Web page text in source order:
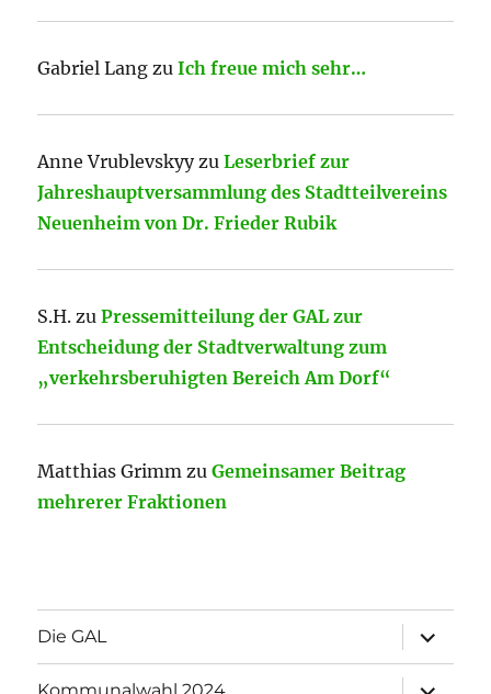
Gabriel Lang zuIch freue mich sehr…
Anne VrublevskyyzuLeserbrief zur
Jahreshauptversammlung des Stadtteilvereins
Neuenheim von Dr. Frieder Rubik
S.H. zuPressemitteilung der GAL zur
Entscheidung der Stadtverwaltung zum
„verkehrsberuhigten Bereich Am Dorf“
Matthias Grimm zuGemeinsamer Beitrag
mehrerer Fraktionen
Die GAL
öffnen